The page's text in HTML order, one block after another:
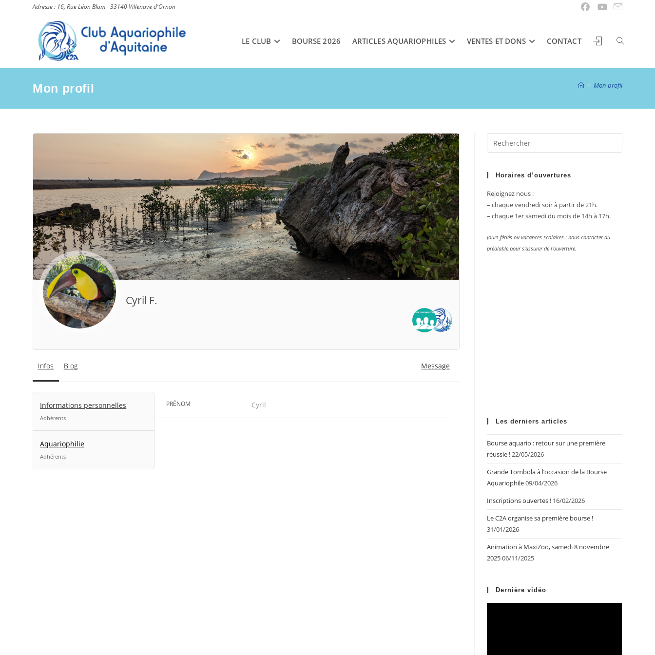
Adresse : 16, Rue Léon Blum - 33140 Villenave d'Ornon
LE CLUB BOURSE 2026 ARTICLES AQUARIOPHILES VENTES ET DONS CONTACT TOGGLE
Mon profil > Mon profil
Cyril F.
Infos Blog Message
Informations personnelles
Adhérents
Aquariophilie
Adhérents
PRÉNOM Cyril
Escape
Horaires d’ouvertures
Rejoignez nous :
– chaque vendredi soir à partir de 21h.
– chaque 1er samedi du mois de 14h à 17h.
Jours fériés ou vacances scolaires : nous contacter au
préalable pour s’assurer de l’ouverture.
Les derniers articles
Bourse aquario : retour sur une première
réussie !22/05/2026
Grande Tombola à l’occasion de la Bourse
Aquariophile09/04/2026
Inscriptions ouvertes ! 16/02/2026
Le C2A organise sa première bourse !
31/01/2026
Animation à MaxiZoo, samedi 8 novembre
202506/11/2025
Dernière vidéo